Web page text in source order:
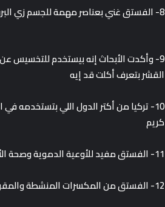
8- الفستق غني بعناصر مهمة للجسم زي البروتين والألياف والماغنيسيوم والثيامين والفوسفور والمنجنيز
9- وأكدت الأبحاث إنه بيستخدم
القشر بتعرف أكلت قد إيه
10- تركيا من أكتر الدول اللي بتستخدمه
كريم
11- الفستق مفيد للأوعية الدموية وصحة الأمعاء وبيقلل مستوى الكوليسترول والسكر في الدم
12- الفستق من المكسرات المنشطة والمقوية للذاكرة